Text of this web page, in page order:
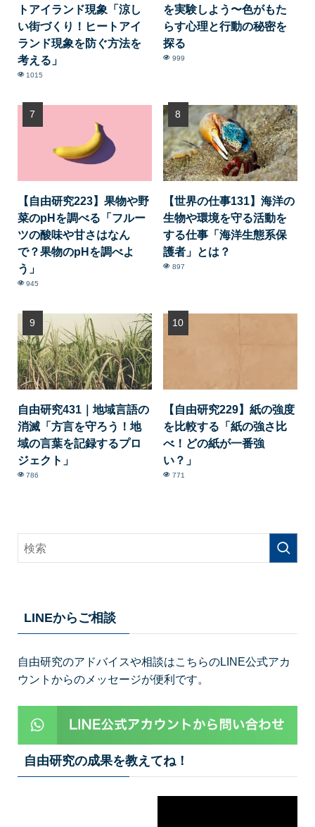
トアイランド現象「涼し
い街づくり！ヒートアイ
ランド現象を防ぐ方法を
考える」
1015
を実験しよう〜色がもた
らす心理と行動の秘密を
探る
999
【自由研究223】果物や野
菜のpHを調べる「フルー
ツの酸味や甘さはなん
で？果物のpHを調べよ
う」
945
【世界の仕事131】海洋の
生物や環境を守る活動を
する仕事「海洋生態系保
護者」とは？
897
自由研究431｜地域言語の
消滅「方言を守ろう！地
域の言葉を記録するプロ
ジェクト」
786
【自由研究229】紙の強度
を比較する「紙の強さ比
べ！どの紙が一番強
い？」
771
LINEからご相談
自由研究のアドバイスや相談はこちらのLINE公式アカ
ウントからのメッセージが便利です。
自由研究の成果を教えてね！